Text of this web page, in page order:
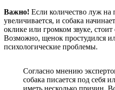
Важно! Если количество луж
увеличивается, и собака
оклике или громком звуке, стоит
Возможно, щенок простудился
психологические проблемы.
Согласно мнению
собака писается под себя
иметь несколько причин.